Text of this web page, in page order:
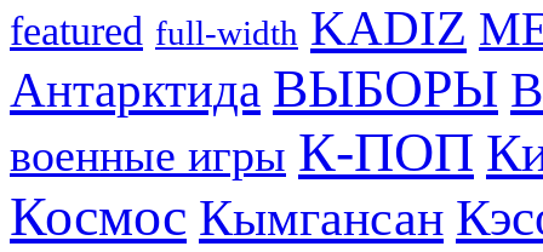
featured full-width KADIZ
Антарктида ВЫБОРЫ
военные игры К-ПОП
Космос Кымгансан